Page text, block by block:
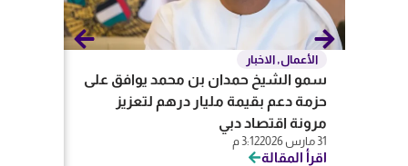
الأعمال,الاخبار
سمو الشيخ حمدان بن محمد يوافق على
حزمة دعم بقيمة مليار درهم لتعزيز
مرونة اقتصاد دبي
31 مارس 2026 3:12 م
اقرأ المقالة